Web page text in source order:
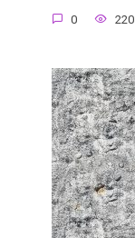
0 220